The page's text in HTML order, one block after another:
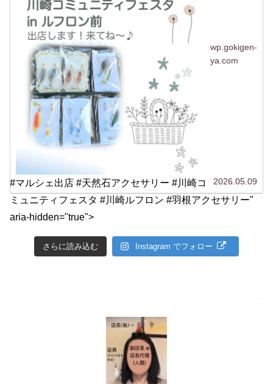
wp.gokigen-
ya.com
2026.05.09
#マルシェ出店 #天然石アクセサリー #川崎コ
ミュニティフェスタ #川崎ルフロン #羽根アクセサリー"
aria-hidden="true">
さらに読み込む Instagram でフォロー